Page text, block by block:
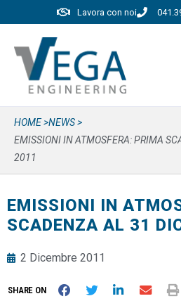
Lavora con noi
HOME >NEWS >
EMISSIONI IN ATMOSFERA: PRIMA
2011
EMISSIONI IN
SCADENZA AL 31
2 Dicembre 2011
SHARE ON